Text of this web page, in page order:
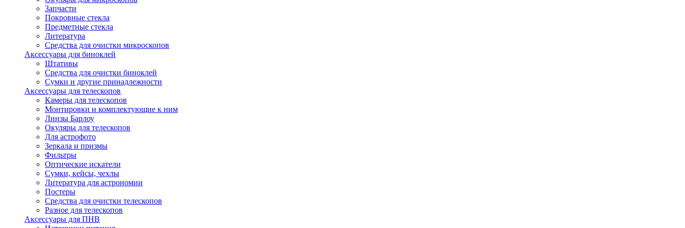
Запчасти
Покровные стекла
Предметные стекла
Литература
Средства для очистки микроскопов
Аксессуары для биноклей
Штативы
Средства для очистки биноклей
Сумки и другие принадлежности
Аксессуары для телескопов
Камеры для телескопов
Монтировки и комплектующие к ним
Линзы Барлоу
Окуляры для телескопов
Для астрофото
Зеркала и призмы
Фильтры
Оптические искатели
Сумки, кейсы, чехлы
Литература для астрономии
Постеры
Средства для очистки телескопов
Разное для телескопов
Аксессуары для ПНВ